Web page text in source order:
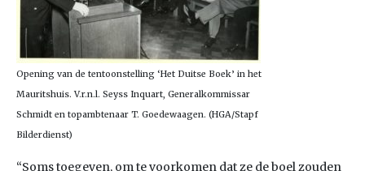
Opening van de tentoonstelling ‘Het Duitse Boek’ in het
Mauritshuis. V.r.n.l. Seyss Inquart, Generalkommissar
Schmidt en topambtenaar T. Goedewaagen. (HGA/Stapf
Bilderdienst)
“Soms toegeven, om te voorkomen dat ze de boel zouden